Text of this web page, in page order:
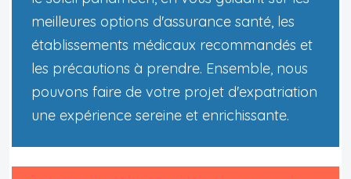
meilleures options d'assurance santé, les
établissements médicaux recommandés et
les précautions à prendre. Ensemble, nous
pouvons faire de votre projet d'expatriation
une expérience sereine et enrichissante.